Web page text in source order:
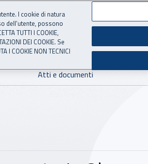
Atti e documenti
I cookie di natura
dell’utente, possono
TUTTI I COOKIE,
DEI COOKIE. Se
COOKIE NON TECNICI